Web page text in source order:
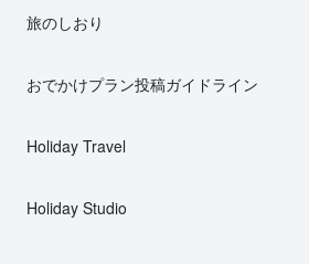
旅のしおり
おでかけプラン投稿ガイドライン
Holiday Travel
Holiday Studio